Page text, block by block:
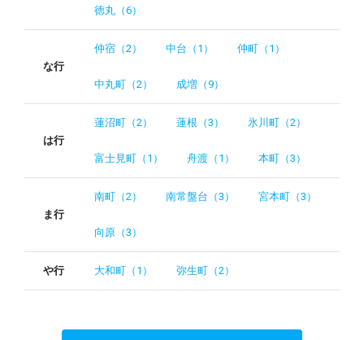
徳丸（6）
な行
仲宿（2） 中台（1） 仲町（1）
中丸町（2） 成増（9）
は行
蓮沼町（2） 蓮根（3） 氷川町（2）
富士見町（1） 舟渡（1） 本町（3）
ま行
南町（2） 南常盤台（3） 宮本町（3）
向原（3）
や行 大和町（1） 弥生町（2）